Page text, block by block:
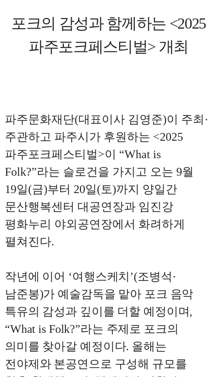
포크의 감성과 함께하는 <2025
파주포크페스티벌> 개최
파주문화재단(대표이사 김영준)이 주최 ·
주관하고 파주시가 후원하는 <2025
파주포크페스티벌>이 “What is
Folk?”라는 슬로건을 가지고 오는 9월
19일(금)부터 20일(토)까지 양일간
문산행복센터 대공연장과 임진강
평화누리 야외공연장에서 화려하게
펼쳐진다.
작년에 이어 ‘여행스케치 ’(조병석·
남준봉)가 예술감독을 맡아 포크 음악
특유의 감성과 깊이를 더할 예정이며,
“What is Folk?”라는 주제로 포크의
의미를 찾아갈 예정이다. 올해는
전야제와 본공연으로 구성해 규모를